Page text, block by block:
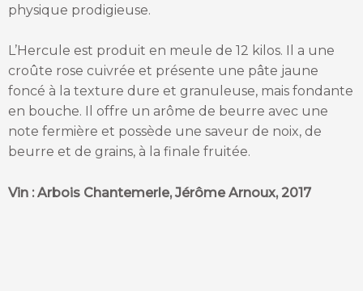
physique prodigieuse.
L’Hercule est produit en meule de 12 kilos. Il a une
croûte rose cuivrée et présente une pâte jaune
foncé à la texture dure et granuleuse, mais fondante
en bouche. Il offre un arôme de beurre avec une
note fermière et possède une saveur de noix, de
beurre et de grains, à la finale fruitée.
Vin : Arbois Chantemerle, Jérôme Arnoux, 2017